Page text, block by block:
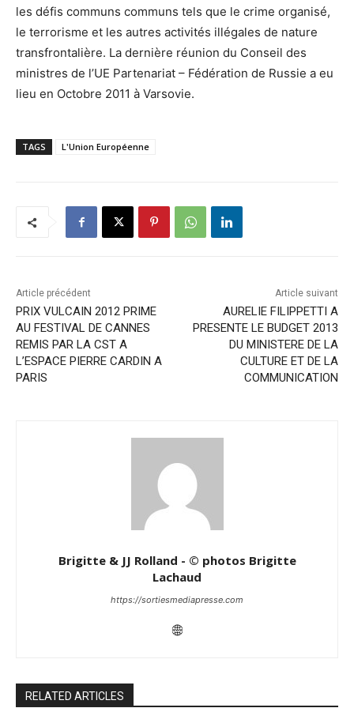
les défis communs communs tels que le crime organisé,
le terrorisme et les autres activités illégales de nature
transfrontalière. La dernière réunion du Conseil des
ministres de l’UE Partenariat – Fédération de Russie a eu
lieu en Octobre 2011 à Varsovie.
TAGS L'Union Européenne
Article précédent
PRIX VULCAIN 2012 PRIME
AU FESTIVAL DE CANNES
REMIS PAR LA CST A
L’ESPACE PIERRE CARDIN A
PARIS
Article suivant
AURELIE FILIPPETTI A
PRESENTE LE BUDGET 2013
DU MINISTERE DE LA
CULTURE ET DE LA
COMMUNICATION
Brigitte & JJ Rolland - © photos Brigitte
Lachaud
https://sortiesmediapresse.com
RELATED ARTICLES